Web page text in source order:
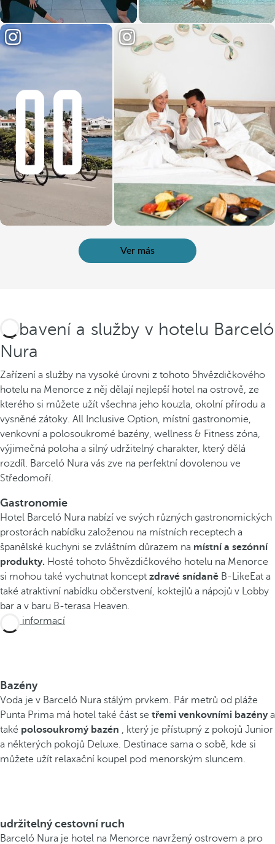
Ver más
Vybavení a služby v hotelu Barceló
Nura
Zařízení a služby na vysoké úrovni z tohoto 5hvězdičkového
hotelu na Menorce z něj dělají nejlepší hotel na ostrově, ze
kterého si můžete užít všechna jeho kouzla, okolní přírodu a
vysněné zátoky. All Inclusive Option, místní gastronomie,
venkovní a polosoukromé bazény, wellness & Fitness zóna,
výjimečná poloha a silný udržitelný charakter, který dělá
rozdíl. Barceló Nura vás zve na perfektní dovolenou ve
Středomoří.
Gastronomie
Hotel Barceló Nura nabízí ve svých různých gastronomických
prostorách nabídku založenou na místních receptech a
španělské kuchyni se zvláštním důrazem na místní a sezónní
produkty. Hosté tohoto 5hvězdičkového hotelu na Menorce
si mohou také vychutnat koncept zdravé snídaně B-LikeEat a
také atraktivní nabídku občerstvení, koktejlů a nápojů v Lobby
bar a v baru B-terasa Heaven.
Více informací
Bazény
Voda je v Barceló Nura stálým prvkem. Pár metrů od pláže
Punta Prima má hotel také část se třemi venkovními bazénya
také polosoukromý bazén , který je přístupný z pokojů Junior
a některých pokojů Deluxe. Destinace sama o sobě, kde si
můžete užít relaxační koupel pod menorským sluncem.
udržitelný cestovní ruch
Barceló Nura je hotel na Menorce navržený ostrovem a pro